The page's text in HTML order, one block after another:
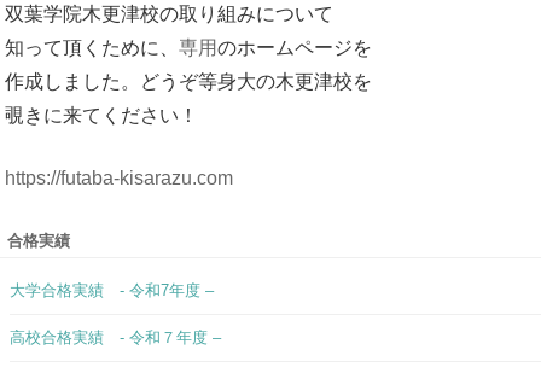
https://futaba-kisarazu.com
合格実績
高校合格実績 - 令和７年度 –
大学合格実績 - 令和6年度 –
高校合格実績 - 令和6年度 –
大学合格実績 - 令和5年度 –